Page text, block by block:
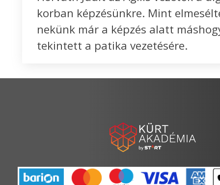
korban képzésünkre. Mint
nekünk már a képzés alatt
tekintett a patika vezetésére.